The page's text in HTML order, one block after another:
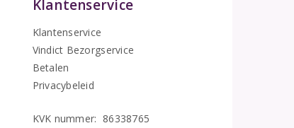
Klantenservice
Klantenservice
Vindict Bezorgservice
Betalen
Privacybeleid
KVK nummer: 86338765